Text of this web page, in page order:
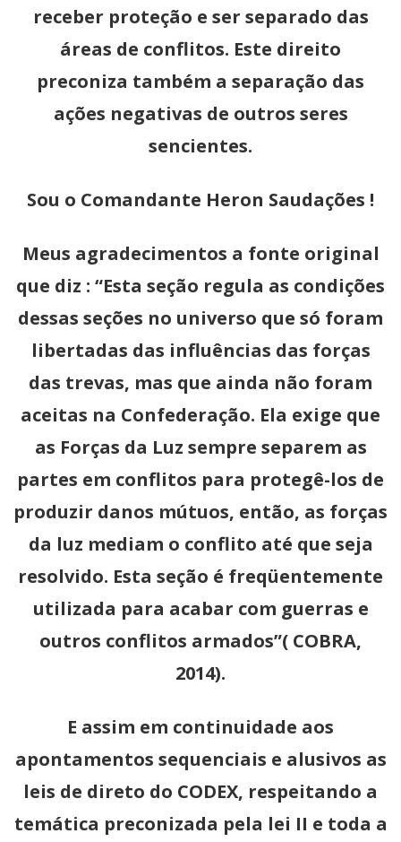
receber proteção e ser separado das
áreas de conflitos. Este direito
preconiza também a separação das
ações negativas de outros seres
sencientes.
Sou o Comandante Heron Saudações !
Meus agradecimentos a fonte original
que diz : “Esta seção regula as condições
dessas seções no universo que só foram
libertadas das influências das forças
das trevas, mas que ainda não foram
aceitas na Confederação. Ela exige que
as Forças da Luz sempre separem as
partes em conflitos para protegê-los de
produzir danos mútuos, então, as forças
da luz mediam o conflito até que seja
resolvido. Esta seção é freqüentemente
utilizada para acabar com guerras e
outros conflitos armados”( COBRA,
2014).
E assim em continuidade aos
apontamentos sequenciais e alusivos as
leis de direto do CODEX, respeitando a
temática preconizada pela lei II e toda a